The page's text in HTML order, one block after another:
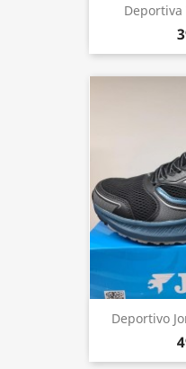
Deportiva
Deportivo